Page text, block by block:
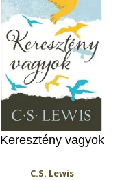
Keresztény vagyok
C.S. Lewis